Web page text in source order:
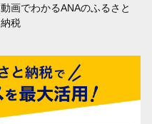
動画でわかるANAのふるさと
納税